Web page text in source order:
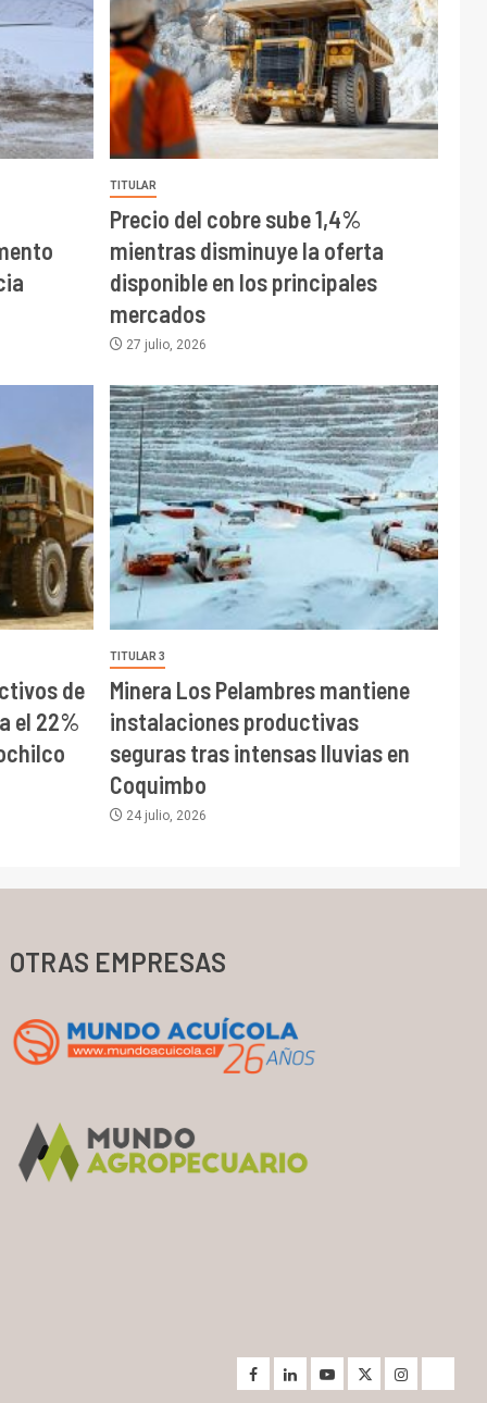
TITULAR
Precio del cobre sube 1,4%
mientras disminuye la oferta
disponible en los principales
mercados
27 julio, 2026
de
el 22%
TITULAR 3
Minera Los Pelambres mantiene
instalaciones productivas
seguras tras intensas lluvias en
Coquimbo
24 julio, 2026
OTRAS EMPRESAS